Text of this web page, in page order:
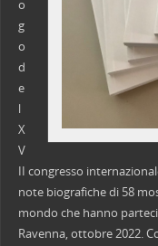
o
g
o
d
e
l
X
V
II congresso
note biografiche di 58
mondo che hanno
Ravenna, ottobre 2022.